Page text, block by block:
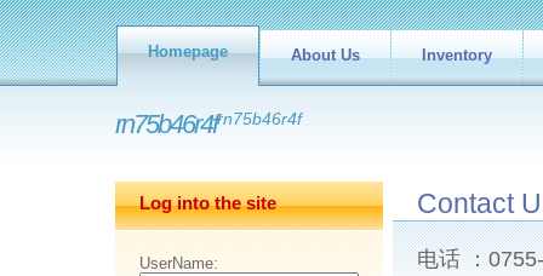
Homepage About Us Inventory
rn75b46r4frn75b46r4f
Log into the site
UserName:
Contact
电话 ：